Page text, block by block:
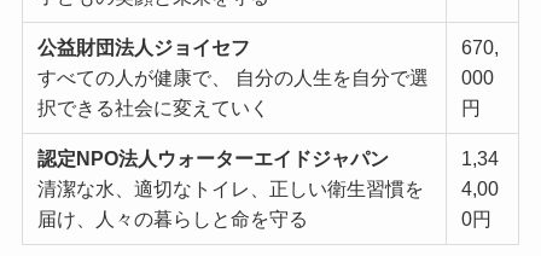
公益財団法⼈ジョイセフ
すべての⼈が健康で、 ⾃分の⼈⽣を⾃分で選
択できる社会に変えていく
670,
000
円
認定NPO法⼈ウォーターエイドジャパン
清潔な⽔、適切なトイレ、正しい衛⽣習慣を
届け、⼈々の暮らしと命を守る
1,34
4,00
0円